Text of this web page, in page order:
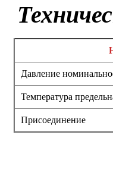
Давление
Температура
Присоединение